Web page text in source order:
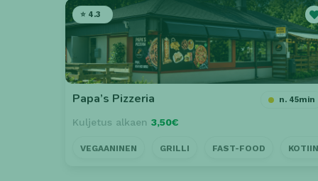
⭐ 4.3
Papa’s Pizzeria n. 45min
Kuljetus alkaen 3,50€
VEGAANINEN GRILLI FAST-FOOD